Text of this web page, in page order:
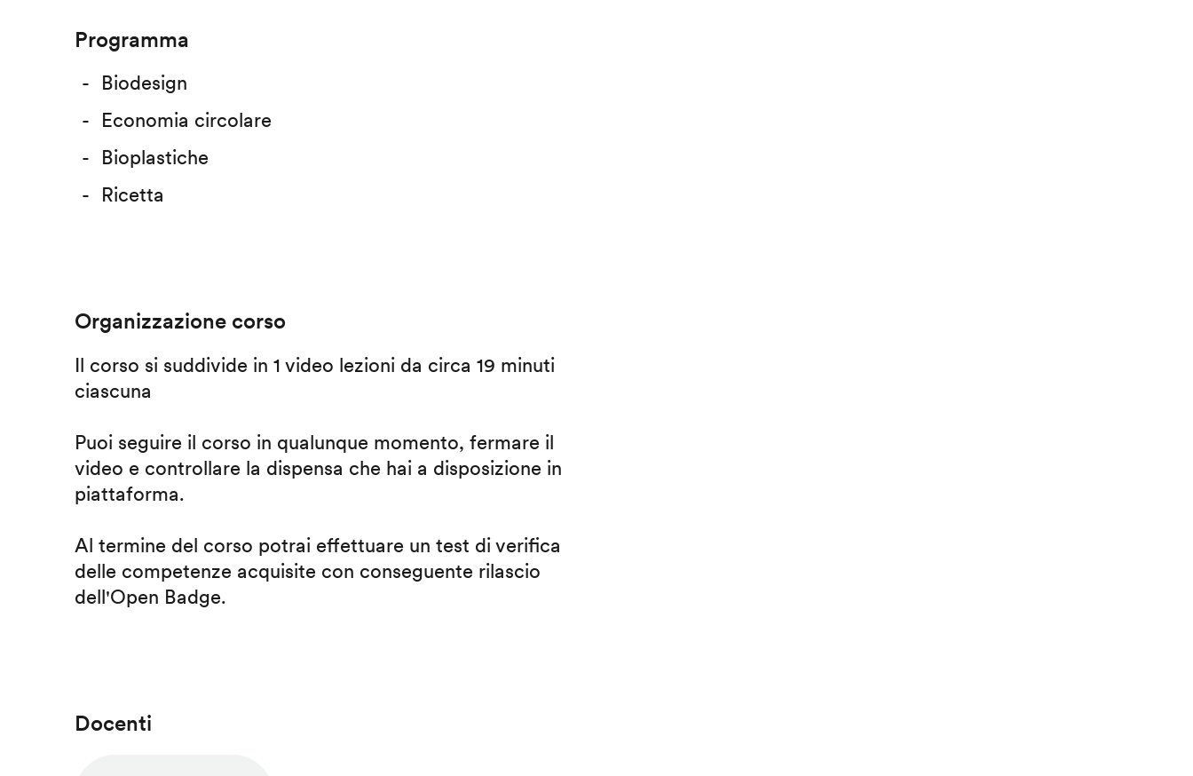
Programma
Biodesign
Economia circolare
Bioplastiche
Ricetta
Organizzazione corso
Il corso si suddivide in 1 video lezioni da circa 19 minuti
ciascuna
Puoi seguire il corso in qualunque momento, fermare il
video e controllare la dispensa che hai a disposizione in
piattaforma.
Al termine del corso potrai effettuare un test di verifica
delle competenze acquisite con conseguente rilascio
dell'Open Badge.
Docenti